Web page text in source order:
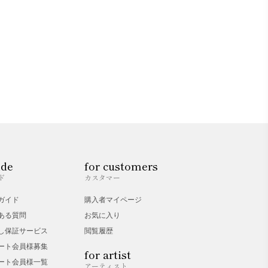
イド
る質問
保証サービス
ト会員様募集
ト会員様一覧
for customers
カスタマー
購入者マイページ
お気に入り
閲覧履歴
for artist